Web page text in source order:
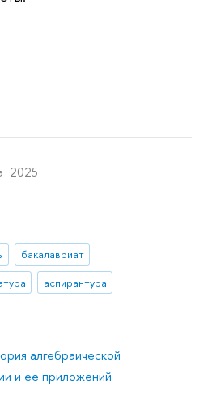
2025
бакалавриат
аспирантура
алгебраической
и ее приложений